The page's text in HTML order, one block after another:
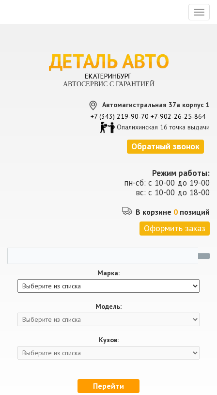
АВТОСЕРВИС С ГАРАНТИЕЙ
Автомагистральная 37а корпус 1
+7 (343) 219-90-70 +7-902-26-25-864
Опалихинская 16 точка выдачи
Обратный звонок
Режим работы:
пн-сб: с 10-00 до 19-00
вс: с 10-00 до 18-00
В корзине 0 позиций
Оформить заказ
Марка:
Модель:
Кузов:
Перейти